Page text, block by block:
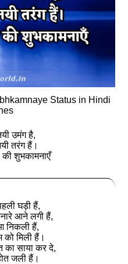
Status in Hindi
उमंग है,
तरंग हैं।
शुभकामनाएँ
घड़ी हैं,
आने लगी हैं,
निकली हैं,
को मिली हैं।
का साया कर दे,
जली हैं।